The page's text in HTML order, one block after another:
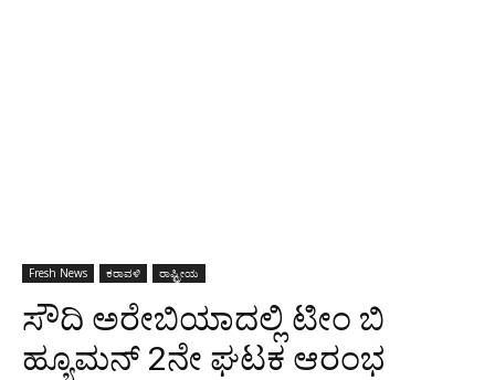
Fresh News ಕರಾವಳಿ ರಾಷ್ಟ್ರೀಯ
ಸೌದಿ ಅರೇಬಿಯಾದಲ್ಲಿ ಟೀಂ ಬಿ
ಹ್ಯೂಮನ್ 2ನೇ ಘಟಕ ಆರಂಭ